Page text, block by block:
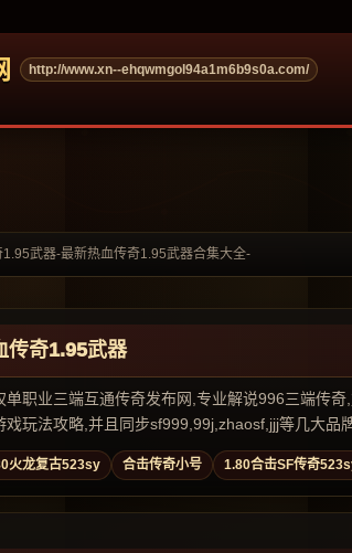
http://www.xn--ehqwmgol94a1m6b9s0a.com/
1.95武器-最新热血传奇1.95武器合集大全-
传奇1.95武器
单职业三端互通传奇发布网,专业解说996三端传
戏玩法攻略,并且同步sf999,99j,zhaosf,jjj等几大品
火龙复古523sy 合击传奇小号 1.80合击SF传奇